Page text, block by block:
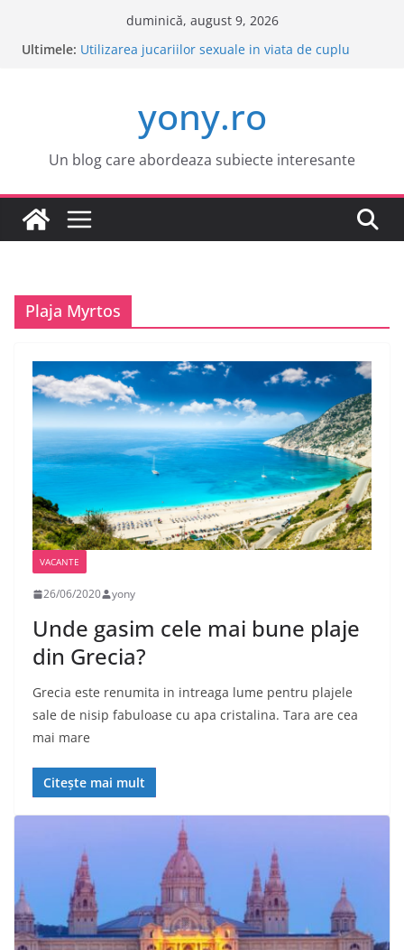
duminică, august 9, 2026
Ultimele: Este o idee buna sa cumpar o masina electrica?
Tot ce trebuie sa stii despre bolile copilariei
Tot ce trebuie sa stii despre epilarea definitiva
yony.ro
Un blog care abordeaza subiecte interesante
Plaja Myrtos
VACANTE
26/06/2020 yony
Unde gasim cele mai bune plaje
din Grecia?
Grecia este renumita in intreaga lume pentru plajele
sale de nisip fabuloase cu apa cristalina. Tara are cea
mai mare
Citește mai mult